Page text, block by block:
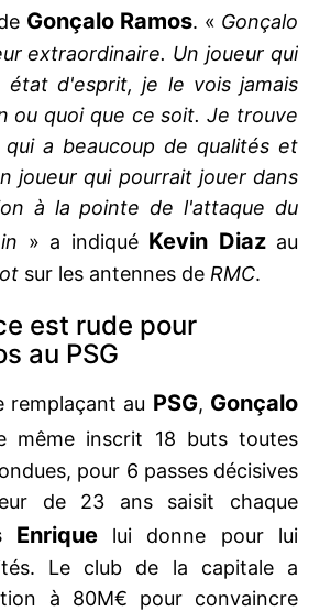
Gonçalo Ramos. « Gonçalo
extraordinaire. Un joueur qui
état d'esprit, je le vois jamais
ou quoi que ce soit. Je trouve
a beaucoup de qualités et
joueur qui pourrait jouer dans
à la pointe de l'attaque du
» a indiqué Kevin Diazau
sur les antennes de RMC.
est rude pour
au PSG
remplaçant au PSG, Gonçalo
même inscrit 18 buts toutes
pour 6 passes décisives
de 23 ans saisit chaque
Enriquelui donne pour lui
Le club de la capitale a
à 80M€ pour convaincre